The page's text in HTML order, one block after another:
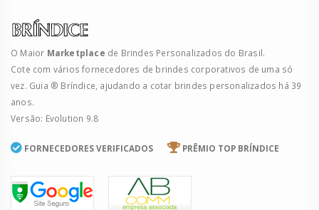
O Maior Marketplace de Brindes Personalizados do Brasil.
Cote com vários fornecedores de brindes corporativos de uma só
vez. Guia ® Bríndice, ajudando a cotar brindes personalizados há 39
anos.
Versão: Evolution 9.8
FORNECEDORES VERIFICADOS PRÊMIO TOP BRÍNDICE